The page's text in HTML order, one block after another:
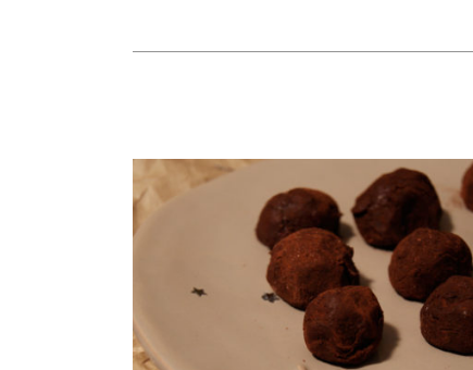
Truffes au chocolat et grué
de cacao